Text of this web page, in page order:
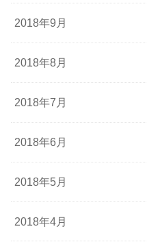
2018年9月
2018年8月
2018年7月
2018年6月
2018年5月
2018年4月